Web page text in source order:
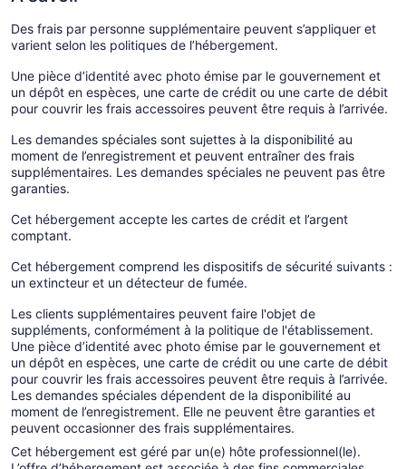
Des frais par personne supplémentaire peuvent s’appliquer et
varient selon les politiques de l’hébergement.
Une pièce d’identité avec photo émise par le gouvernement et
un dépôt en espèces, une carte de crédit ou une carte de débit
pour couvrir les frais accessoires peuvent être requis à l’arrivée.
Les demandes spéciales sont sujettes à la disponibilité au
moment de l’enregistrement et peuvent entraîner des frais
supplémentaires. Les demandes spéciales ne peuvent pas être
garanties.
Cet hébergement accepte les cartes de crédit et l’argent
comptant.
Cet hébergement comprend les dispositifs de sécurité suivants :
un extincteur et un détecteur de fumée.
Les clients supplémentaires peuvent faire l'objet de
suppléments, conformément à la politique de l'établissement.
Une pièce d’identité avec photo émise par le gouvernement et
un dépôt en espèces, une carte de crédit ou une carte de débit
pour couvrir les frais accessoires peuvent être requis à l’arrivée.
Les demandes spéciales dépendent de la disponibilité au
moment de l’enregistrement. Elle ne peuvent être garanties et
peuvent occasionner des frais supplémentaires.
Cet hébergement est géré par un(e) hôte professionnel(le).